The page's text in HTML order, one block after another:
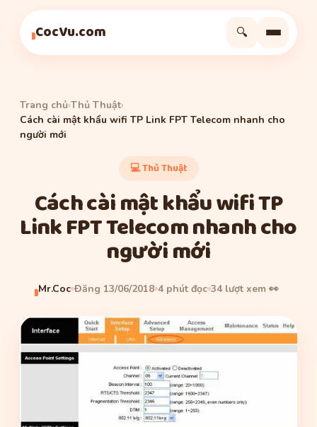
CocVu.com 🔍
Trang chủ›Thủ Thuật›
Cách cài mật khẩu wifi TP Link FPT Telecom nhanh cho
người mới
💻 Thủ Thuật
Cách cài mật khẩu wifi TP
Link FPT Telecom nhanh cho
người mới
Mr.Coc Đăng 13/06/2018 4 phút đọc 34 lượt xem 👀
Thủ Thuật
Thủ Thuật
Thủ Thuật